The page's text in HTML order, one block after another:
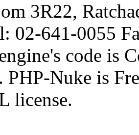
3R22,
02-641-0055
code is
PHP-Nuke is
license.